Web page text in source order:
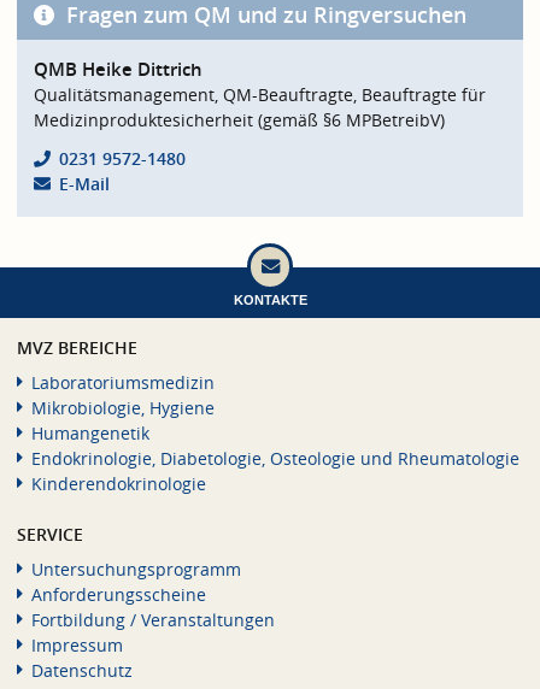
Fragen zum QM und zu Ringversuchen
QMB Heike Dittrich
Qualitätsmanagement, QM-Beauftragte, Beauftragte für
Medizinproduktesicherheit (gemäß §6 MPBetreibV)
0231 9572-1480
E-Mail
KONTAKTE
MVZ BEREICHE
Laboratoriumsmedizin
Mikrobiologie, Hygiene
Humangenetik
Endokrinologie, Diabetologie, Osteologie und Rheumatologie
Kinderendokrinologie
SERVICE
Untersuchungsprogramm
Anforderungsscheine
Fortbildung / Veranstaltungen
Impressum
Datenschutz